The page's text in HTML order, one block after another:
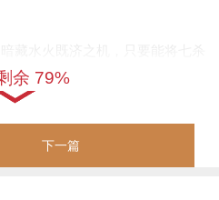
组合反而会锻造出超龄的意志
班试中获得超常发挥的可能。
书本上的艰涩知识将迎来豁然开
而应趁势进行专题突破。
余 79%
下一篇